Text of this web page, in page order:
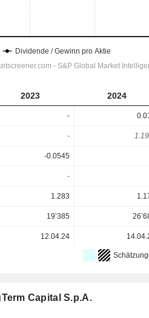
2023 2024
-
-
-0.0545
-
1.283
19’385
12.04.24
Capital S.p.A.